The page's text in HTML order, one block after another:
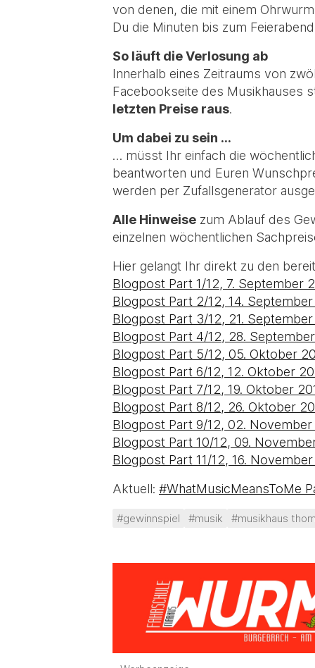
von denen, die mit einem
Du die Minuten bis zum
So läuft die Verlosung ab
Innerhalb eines Zeitraums von
Facebookseite des Musikhauses
letzten Preise raus.
Um dabei zu sein …
… müsst Ihr einfach die
beantworten und Euren
werden per Zufallsgenerator
Alle Hinweise zum Ablauf des
einzelnen wöchentlichen
Hier gelangt Ihr direkt zu den
Blogpost Part 1/12, 7. September
Blogpost Part 2/12, 14.
Blogpost Part 3/12, 21.
Blogpost Part 4/12, 28.
Blogpost Part 5/12, 05. Oktober
Blogpost Part 6/12, 12. Oktober
Blogpost Part 7/12, 19. Oktober
Blogpost Part 8/12, 26. Oktober
Blogpost Part 9/12, 02. November
Blogpost Part 10/12, 09.
Blogpost Part 11/12, 16.
Aktuell: #WhatMusicMeansToMe
#gewinnspiel #musik #musikhaus